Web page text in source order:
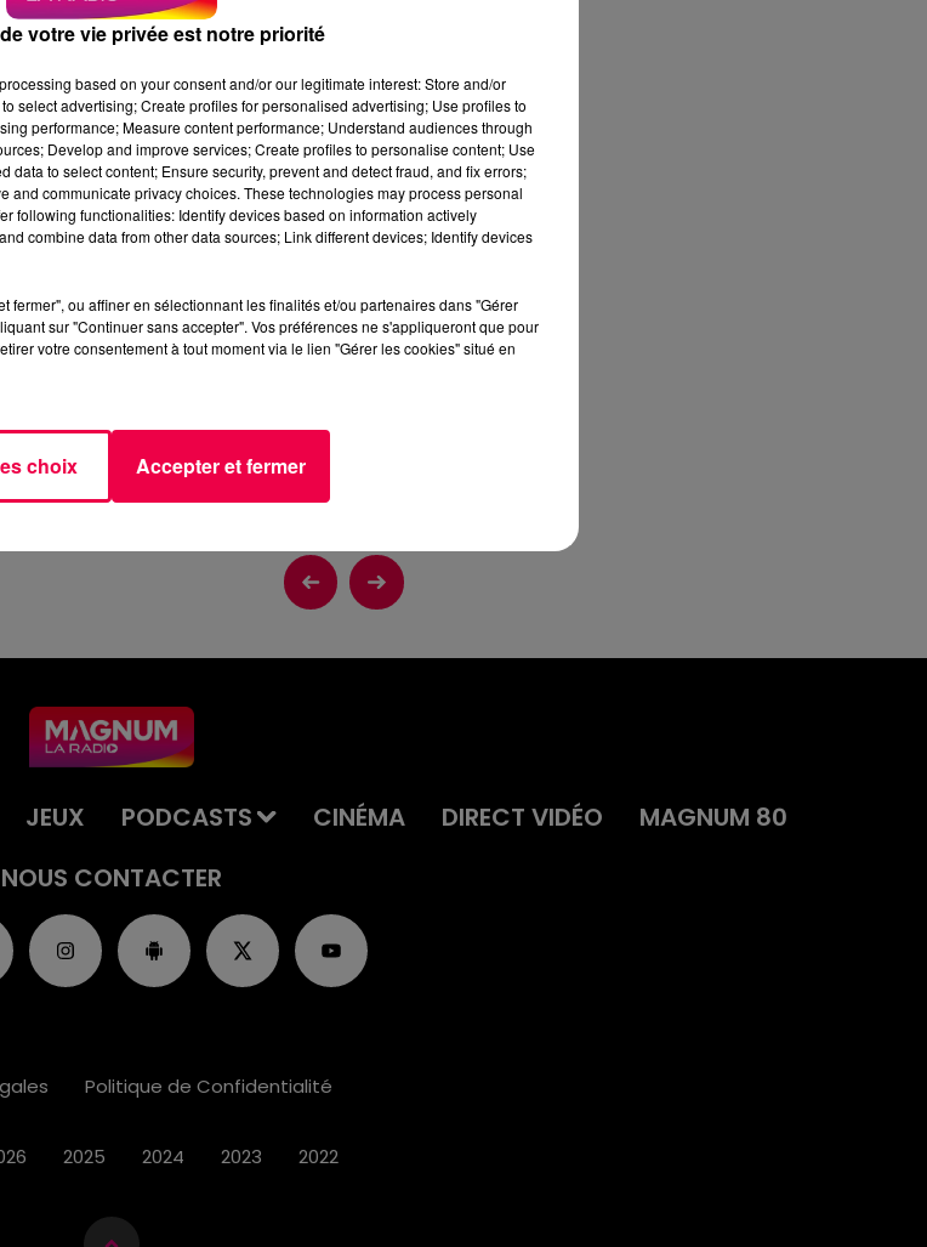
3 min 1 sec
JEUX PODCASTS CINÉMA DIRECT VIDÉO
MAGNUM 80
NOUS CONTACTER
Politique de Confidentialité
2025 2024 2023 2022
votre vie privée est notre priorité
based on your consent and/or our legitimate interest: Store and/or
select advertising; Create profiles for personalised advertising; Use profiles to
performance; Measure content performance; Understand audiences through
Develop and improve services; Create profiles to personalise content; Use
data to select content; Ensure security, prevent and detect fraud, and fix errors;
and communicate privacy choices. These technologies may process personal
following functionalities: Identify devices based on information actively
combine data from other data sources; Link different devices; Identify devices
fermer", ou affiner en sélectionnant les finalités et/ou partenaires dans "Gérer
sur "Continuer sans accepter". Vos préférences ne s'appliqueront que pour
votre consentement à tout moment via le lien "Gérer les cookies" situé en
choix Accepter et fermer